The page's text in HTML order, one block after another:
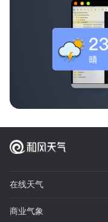
在线天气
商业气象